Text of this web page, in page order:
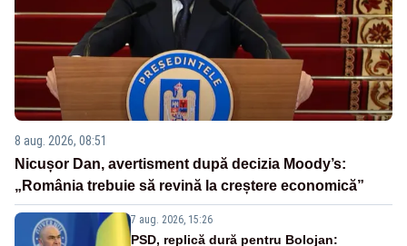
8 aug. 2026, 08:51
Nicușor Dan, avertisment după decizia Moody’s:
„România trebuie să revină la creștere economică”
7 aug. 2026, 15:26
PSD, replică dură pentru Bolojan: